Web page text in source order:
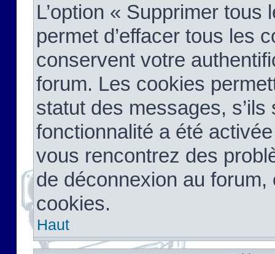
L’option « Supprimer
permet d’effacer tous les
conservent votre
forum. Les cookies
statut des messages,
fonctionnalité a été
vous rencontrez des
de déconnexion au
cookies.
Haut